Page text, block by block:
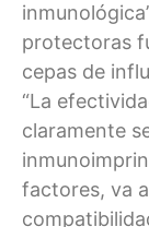
protectoras
cepas de
“La
claramente
factores, va